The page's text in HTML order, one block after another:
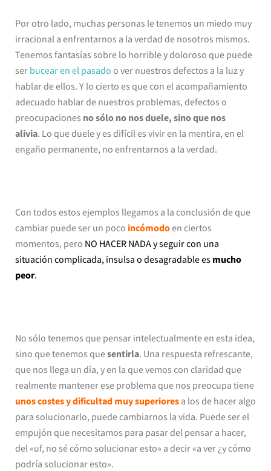
Por otro lado, muchas personas le tenemos un miedo muy
irracional a enfrentarnos a la verdad de nosotros mismos.
Tenemos fantasías sobre lo horrible y doloroso que puede
ser bucear en el pasado o ver nuestros defectos a la luz y
hablar de ellos. Y lo cierto es que con el acompañamiento
adecuado hablar de nuestros problemas, defectos o
preocupaciones no sólo no nos duele, sino que nos
alivia. Lo que duele y es difícil es vivir en la mentira, en el
engaño permanente, no enfrentarnos a la verdad.
Con todos estos ejemplos llegamos a la conclusión de que
cambiar puede ser un poco incómodoen ciertos
momentos, pero NO HACER NADA y seguir con una
situación complicada, insulsa o desagradable es mucho
peor.
No sólo tenemos que pensar intelectualmente en esta idea,
sino que tenemos quesentirla. Una respuesta refrescante,
que nos llega un día, y en la que vemos con claridad que
realmente mantener ese problema que nos preocupa tiene
unos costes y dificultad muy superiores a los de hacer algo
para solucionarlo, puede cambiarnos la vida. Puede ser el
empujón que necesitamos para pasar del pensar a hacer,
del «uf, no sé cómo solucionar esto» a decir «a ver ¿y cómo
podría solucionar esto».